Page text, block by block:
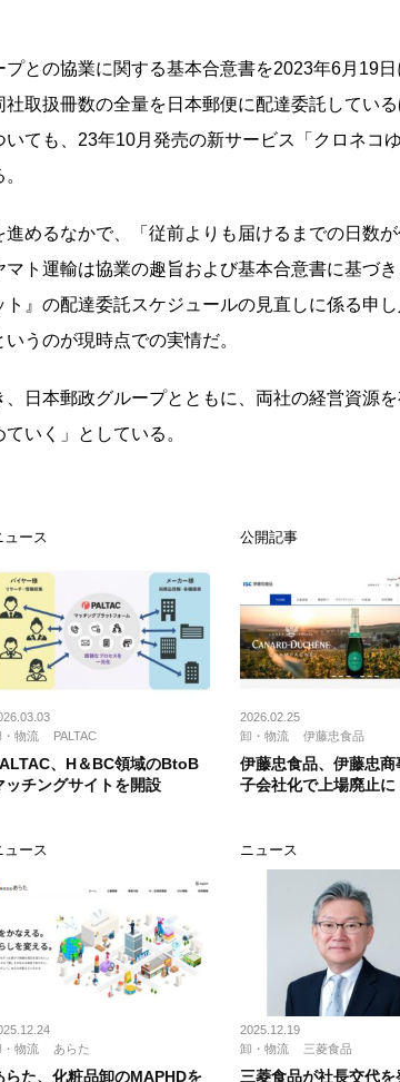
との協業に関する基本合意書を2023年6月19日
取扱冊数の全量を日本郵便に配達委託してい
ても、23年10月発売の新サービス「クロネコ
めるなかで、
「従前よりも届けるまでの日数
ト運輸は協業の趣旨および基本合意書に基づ
』の配達委託スケジュールの見直しに係る申
いうのが現時点での実情だ。
、日本郵政グループとともに、両社の経営資源を
いく
」としている。
ュース
・物流
PALTAC
、H＆BC領域のBtoB
ッチングサイトを開設
公開記事
2026.02.25
卸・物流
伊藤忠食品
伊藤忠食品、伊藤忠商
子会社化で上場廃止に
ュース
・物流
あらた
らた、化粧品卸のMAPHDを
ニュース
2025.12.19
卸・物流
三菱食品
三菱食品が社長交代を